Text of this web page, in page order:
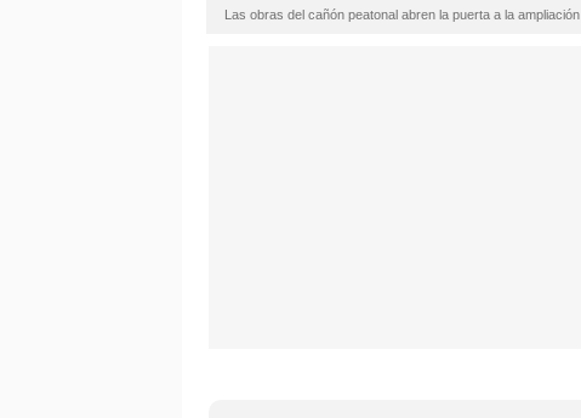
Las obras del cañón peatonal abren la puerta a la